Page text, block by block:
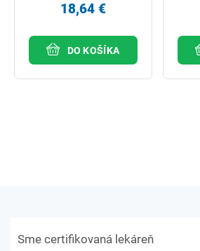
18,64 €
DO KOŠÍKA
Sme certifikovaná lekáreň